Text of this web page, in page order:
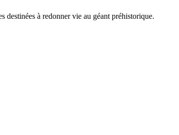
destinées à redonner vie au géant préhistorique.